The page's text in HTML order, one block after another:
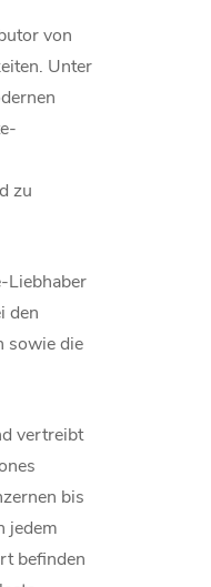
von
Unter
zu
Liebhaber
den
sowie die
vertreibt
bis
jedem
befinden